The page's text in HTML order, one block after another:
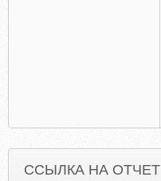
ССЫЛКА НА ОТЧЕТ